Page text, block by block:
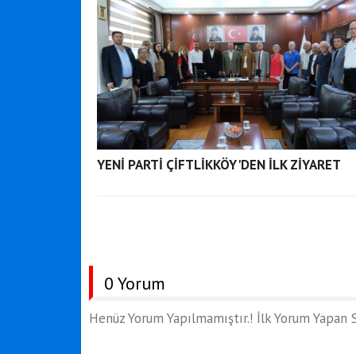
YENİ PARTİ ÇİFTLİKKÖY'DEN İLK ZİYARET
0 Yorum
Henüz Yorum Yapılmamıştır.! İlk Yorum Yapan